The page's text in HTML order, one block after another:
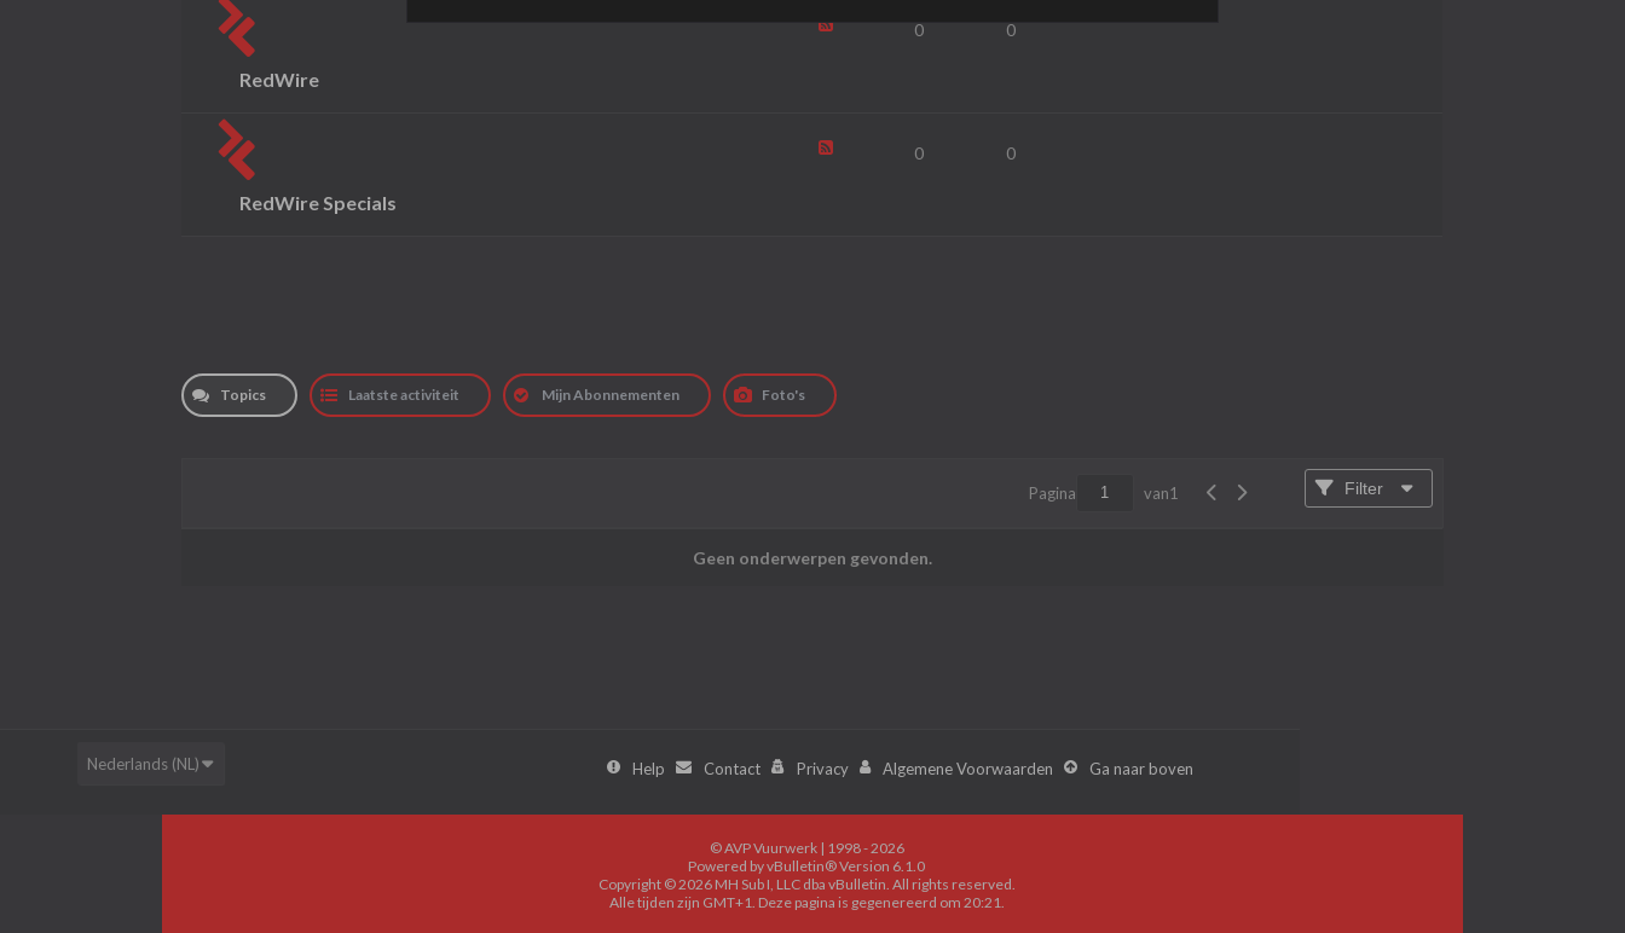
RedWire
0 0
RedWire Specials
0 0
Topics Laatste activiteit Mijn Abonnementen Foto's
Pagina van1 Filter
Geen onderwerpen gevonden.
Nederlands (NL) Help Contact Privacy Algemene Voorwaarden Ga naar boven
© AVP Vuurwerk | 1998 - 2026
Powered byvBulletin®Version 6.1.0
Copyright © 2026 MH Sub I, LLC dba vBulletin. All rights reserved.
Alle tijden zijn GMT+1. Deze pagina is gegenereerd om 20:21.